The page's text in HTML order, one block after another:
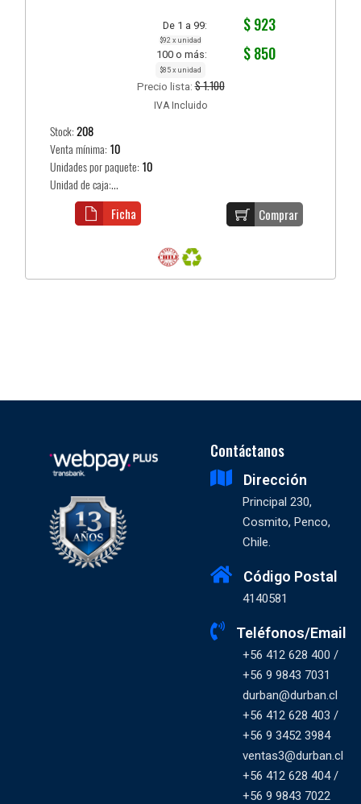
De 1 a 99: $ 923
$92 x unidad
100 o más: $ 850
$85 x unidad
Precio lista:$ 1.100
IVA Incluido
Stock:208
Venta mínima: 10
Unidades por paquete: 10
Unidad de caja:...
Comprar
Ficha
Contáctanos
Dirección
Principal 230,
Cosmito, Penco,
Chile.
Código Postal
4140581
Teléfonos/Email
+56 412 628 400 /
+56 9 9843 7031
durban@durban.cl
+56 412 628 403 /
+56 9 3452 3984
ventas3@durban.cl
+56 412 628 404 /
+56 9 9843 7022